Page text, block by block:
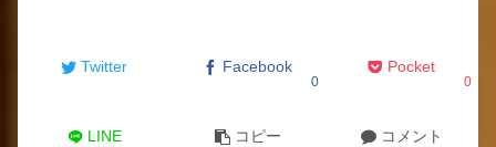
Twitter Facebook
0
Pocket
0
LINE コピー コメント